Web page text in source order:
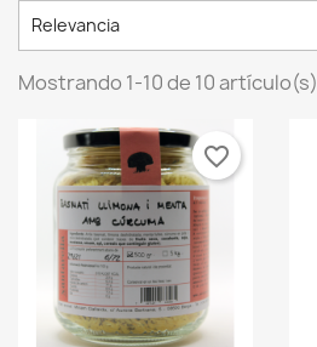
Relevancia
Mostrando 1-10 de 10 artículo(s)
favorite_border